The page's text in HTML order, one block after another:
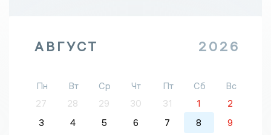
АВГУСТ 2026
Пн Вт Ср Чт Пт Сб
Вс
27
28 29 30 31 1
2
3
4 5 6 7 8
9